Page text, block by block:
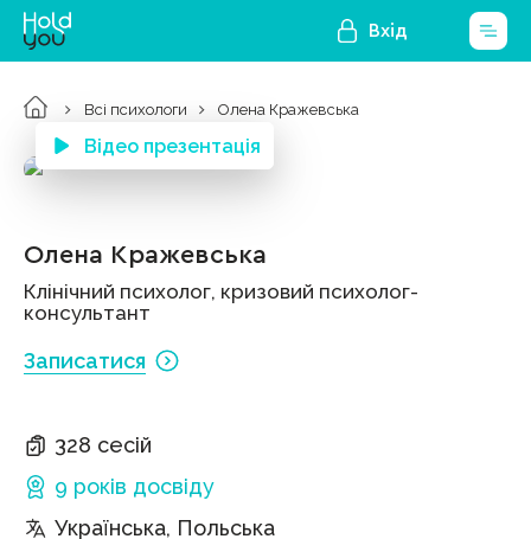
Вхід
Всі психологи Олена Кражевська
Відео презентація
Олена Кражевська
Клінічний психолог, кризовий психолог-
консультант
Записатися
328 сесій
9 років досвіду
Українська, Польська